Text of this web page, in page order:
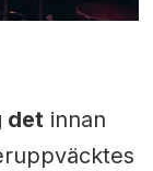
detinnan